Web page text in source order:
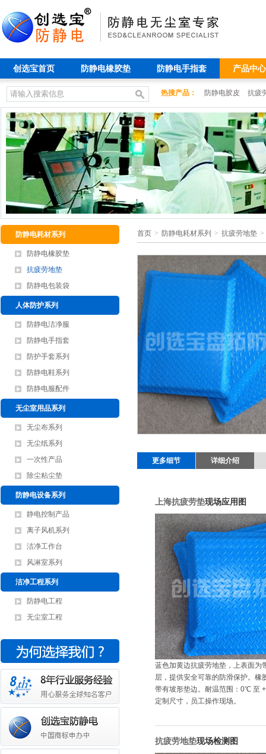
创选宝首页 防静电橡胶垫 防静电手指套 产品中心
热搜产品： 防静电胶皮 抗疲
防静电耗材系列
防静电橡胶垫
抗疲劳地垫
防静电包装袋
人体防护系列
防静电洁净服
防静电手指套
防护手套系列
防静电鞋系列
防静电服配件
无尘室用品系列
无尘布系列
无尘纸系列
一次性产品
除尘粘尘垫
防静电设备系列
静电控制产品
离子风机系列
洁净工作台
风淋室系列
洁净工程系列
防静电工程
无尘室工程
首页 > 防静电耗材系列 > 抗疲劳地垫 >
更多细节 详细介绍
上海抗疲劳垫现场应用图
蓝色加黄边抗疲劳地垫，上表面为
层，提供安全可靠的防滑保护。橡
带有坡形垫边。耐温范围：0℃ 至
定制尺寸，员工操作现场。
抗疲劳地垫现场检测图